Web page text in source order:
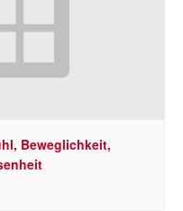
Beweglichkeit,